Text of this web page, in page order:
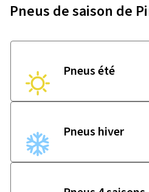
Pneus de saison de
Pneus été
Pneus hiver